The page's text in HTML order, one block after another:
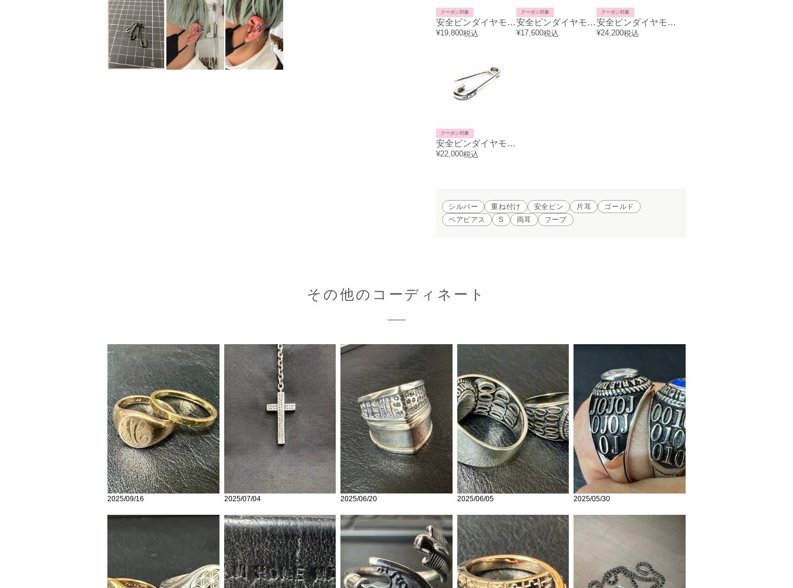
安全ピンダイヤモンドピアスS-ブラック/片耳
クーポン対象
¥19,800税込
安全ピンダイヤモンドピアスS-シルバー（燻加工）/片耳
クーポン対象
¥17,600税込
安全ピンダイヤモンドピアスM-ブラック/片耳
クーポン対象
¥24,200税込
安全ピンダイヤモンドピアスM-シルバー（燻加工）/片耳
クーポン対象
¥22,000税込
シルバー 重ね付け 安全ピン 片耳
ゴールド
ペアピアス
S 両耳 フープ
その他のコーディネート
2025/09/16 2025/07/04 2025/06/20 2025/06/05 2025/05/30